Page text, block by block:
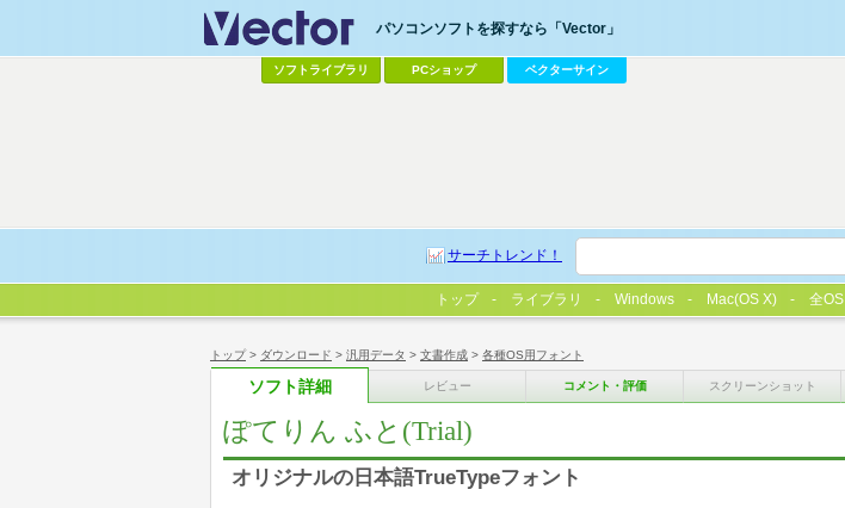
トップ> ダウンロード > 汎用データ > 文書作成 > 各種OS用フォント
ソフト詳細 レビュー コメント・評価 スクリーンショット
ぽてりん ふと(Trial)
オリジナルの日本語TrueTypeフォント
パソコンソフトを探すなら「Vector」
ソフトライブラリ PCショップ ベクターサイン
サーチトレンド！
トップ ライブラリ Windows Mac(OS X) 全OS